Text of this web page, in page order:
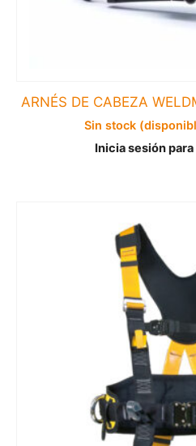
ARNÉS DE CABEZA
Sin stock
Inicia sesión